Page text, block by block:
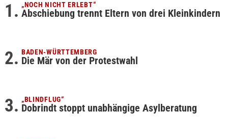
„NOCH NICHT ERLEBT“
Abschiebung trennt Eltern von drei Kleinkindern
BADEN-WÜRTTEMBERG
Die Mär von der Protestwahl
„BLINDFLUG“
Dobrindt stoppt unabhängige Asylberatung